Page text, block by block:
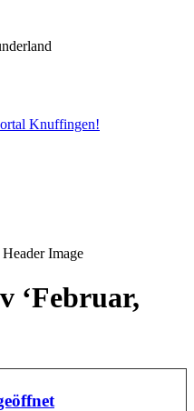
Knuffingen!
‘Februar,